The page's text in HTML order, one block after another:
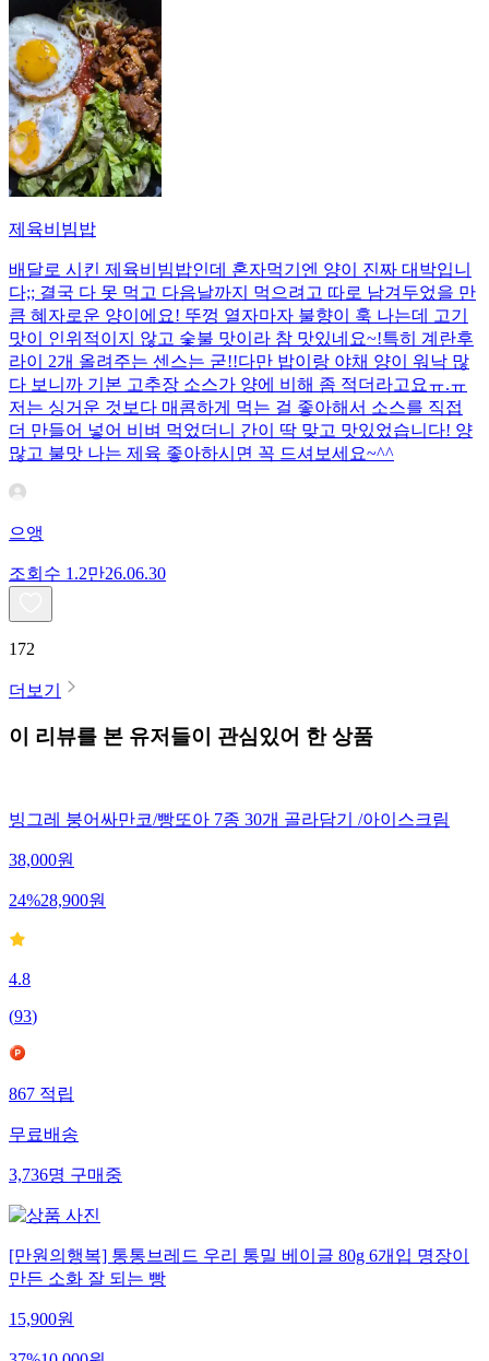
제육비빔밥
배달로 시킨 제육비빔밥인데 혼자먹기엔 양이 진짜 대박입니
다;; 결국 다 못 먹고 다음날까지 먹으려고 따로 남겨두었을 만
큼 혜자로운 양이에요! 뚜껑 열자마자 불향이 훅 나는데 고기
맛이 인위적이지 않고 숯불 맛이라 참 맛있네요~!특히 계란후
라이 2개 올려주는 센스는 굳!! ​다만 밥이랑 야채 양이 워낙 많
다 보니까 기본 고추장 소스가 양에 비해 좀 적더라고요ㅠ.ㅠ
저는 싱거운 것보다 매콤하게 먹는 걸 좋아해서 소스를 직접
더 만들어 넣어 비벼 먹었더니 간이 딱 맞고 맛있었습니다! 양
많고 불맛 나는 제육 좋아하시면 꼭 드셔보세요~^^
으앵
조회수 1.2만26.06.30
172
더보기
이 리뷰를 본 유저들이 관심있어 한 상품
빙그레 붕어싸만코/빵또아 7종 30개 골라담기 /아이스크림
38,000원
24%28,900원
4.8
(93)
867 적립
무료배송
3,736명 구매중
[만원의행복] 통통브레드 우리 통밀 베이글 80g 6개입 명장이
만든 소화 잘 되는 빵
15,900원